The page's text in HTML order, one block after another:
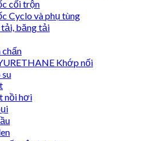
cối trộn
Cyclo và phụ tùng
băng tải
chấn
Khớp nối
su
nồi hơi